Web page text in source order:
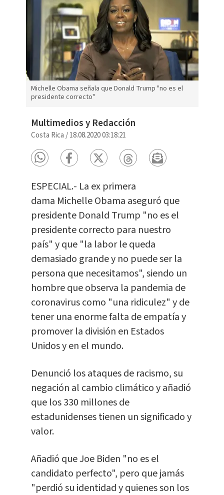
Michelle Obama señala que Donald Trump "no es el
presidente correcto"
Multimedios y Redacción
Costa Rica /18.08.2020 03:18:21
ESPECIAL.- La ex primera
dama Michelle Obama aseguró que
presidente Donald Trump "no es el
presidente correcto para nuestro
país" y que "la labor le queda
demasiado grande y no puede ser la
persona que necesitamos", siendo un
hombre que observa la pandemia de
coronavirus como "una ridiculez" y de
tener una enorme falta de empatía y
promover la división en Estados
Unidos y en el mundo.
Denunció los ataques de racismo, su
negación al cambio climático y añadió
que los 330 millones de
estadunidenses tienen un significado y
valor.
Añadió que Joe Biden "no es el
candidato perfecto", pero que jamás
"perdió su identidad y quienes son los